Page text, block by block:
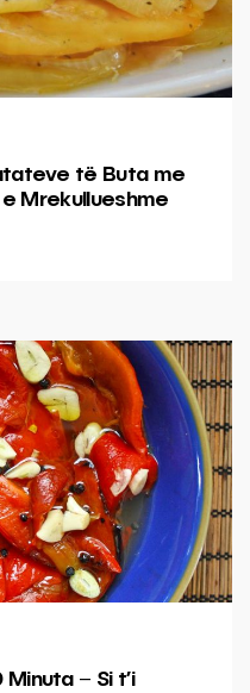
të Buta me
Mrekullueshme
– Si t’i